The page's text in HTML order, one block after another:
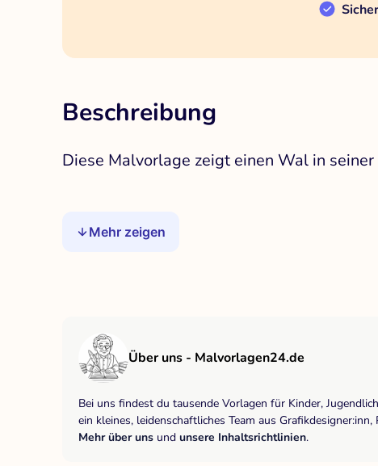
Beschreibung
Diese Malvorlage zeigt einen Wal in
Mehr zeigen
Über uns - Malvorlagen24.de
Bei uns findest du tausende Vorlagen für Kinder,
ein kleines, leidenschaftliches Team aus
Mehr über uns und unsere Inhaltsrichtlinien.